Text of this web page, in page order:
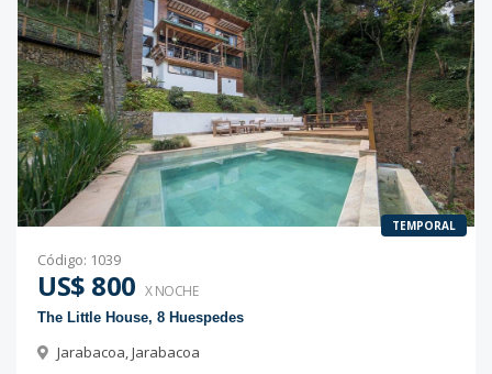
TEMPORAL
Código: 1039
US$ 800 X NOCHE
The Little House, 8 Huespedes
Jarabacoa,Jarabacoa